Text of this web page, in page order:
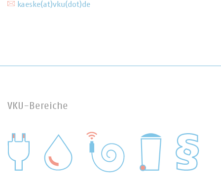
kaeske(at)vku(dot)de
VKU-Bereiche
WASSER/ABWASSER